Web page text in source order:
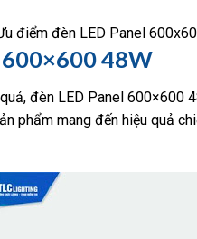
600×600 48W
đèn LED Panel 600×600
phẩm mang đến hiệu quả